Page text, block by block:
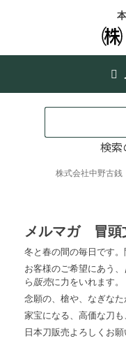
検索
株式会社中野古銭
メルマガ 冒
冬と春の間の毎日です。
お客様のご希望にあう、
ら 販売に力をいれます。
念願の、槍や、なぎなた
家宝になる、高価な刀も
日本刀販売よろしくお願